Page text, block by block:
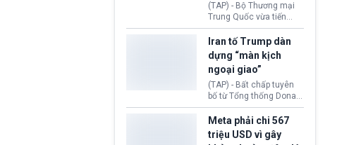
(TAP) - Bộ Thương mại
Trung Quốc vừa tiến
hành áp đặt lệnh trừng
phạt lên hàng loạt thực
thể và siết chặt kiểm
soát xuất khẩu máy bay
không người lái (UAV)
sang Hoa Kỳ. Động thái
này nhằm đáp trả các
biện pháp hạn chế
thương mại, áp thuế mới
cùng lệnh cấm công
nghệ gần đây từ phía
Iran tố Trump dàn
dựng “màn kịch
ngoại giao”
(TAP) - Bất chấp tuyên
bố từ Tổng thống Donald
Trump về tiến trình đàm
phán hòa bình, Iran
khẳng định chưa có bất
kỳ thỏa thuận nào.
Meta phải chi 567
triệu USD vì gây